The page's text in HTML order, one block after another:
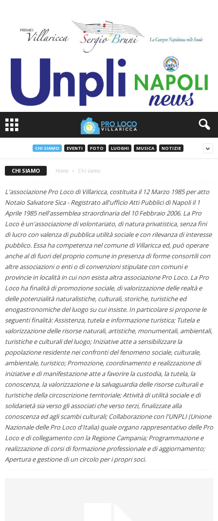
CHI SIAMO EVENTI FOTO LUOGHI MUSICA NOTIZIE
CHI SIAMO Home Chi siamo
L'associazione Pro Loco di Villaricca, costituita il 12 Marzo 1985 per atto
Notaio Salvatore Sica - Registrato all'ufficio Atti Pubblici di Napoli il 1
Aprile 1985 nell'assemblea straordinaria del 10 Febbraio 2006. La Pro
Loco è un'associazione di volontariato, di natura privatistica, senza fini
di lucro con valenza di pubblica utilità sociale e con rilevanza di interesse
pubblico. Essa ha competenza nel comune di Villaricca ed, può operare
anche al di fuori del proprio comune in presenza di forme consortili con
altre associazioni o enti o di convenzioni stipulate con comuni e
provincie in località in cui non esista altra associazione Pro Loco. La Pro
Loco ha finalità di promozione sociale, di valorizzazione delle realtà e
delle potenzialità naturalistiche, culturali, storiche, turistiche ed
enogastronomiche del luogo su cui insiste. In particolare si propone le
seguenti finalità: Assistenza, tutela e informazione turistica; Tutela e
valorizzazione delle risorse naturali, artistiche, monumentali, ambientali,
turistiche e culturali del luogo; Iniziative atte a sensibilizzare la
popolazione residente nei confronti del fenomeno sociale, culturale,
ambientale, turistico; Promozione, coordinamento e realizzazione di
iniziative e di manifestazione atte a favorire la custodia, la tutela, la
conoscenza, la valorizzazione e la salvaguardia delle risorse culturali e
turistiche della circoscrizione territoriale; Attività di utilità sociale e di
solidarietà sia verso gli associati che verso terzi, finalizzate alla
conoscenza ed agli scambi culturali; Collaborazione con l'UNPLI (Unione
Nazionale delle Pro Loco d'Italia) quale organo rappresentativo delle Pro
Loco e di collegamento con la Regione Campania; Programmazione e
realizzazione di corsi di formazione professionale e di aggiornamento;
Apertura e gestione di un circolo per i propri soci.